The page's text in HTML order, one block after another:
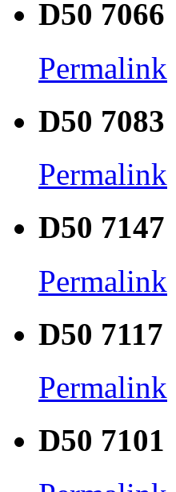
D50 7066
Permalink
D50 7083
Permalink
D50 7147
Permalink
D50 7117
Permalink
D50 7101